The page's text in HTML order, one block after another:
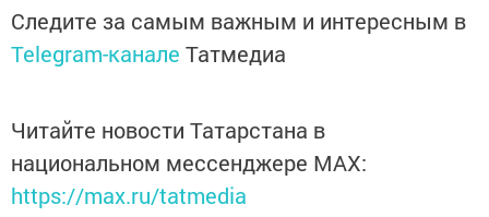
Следите за самым важным и интересным в
Telegram-канале Татмедиа
Читайте новости Татарстана в
национальном мессенджере MАХ:
https://max.ru/tatmedia